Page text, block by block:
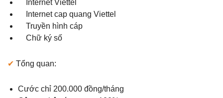
Internet Viettel
Internet cap quang Viettel
Truyền hình cáp
Chữ ký số
✔ Tổng quan:
Cước chỉ 200.000 đồng/tháng